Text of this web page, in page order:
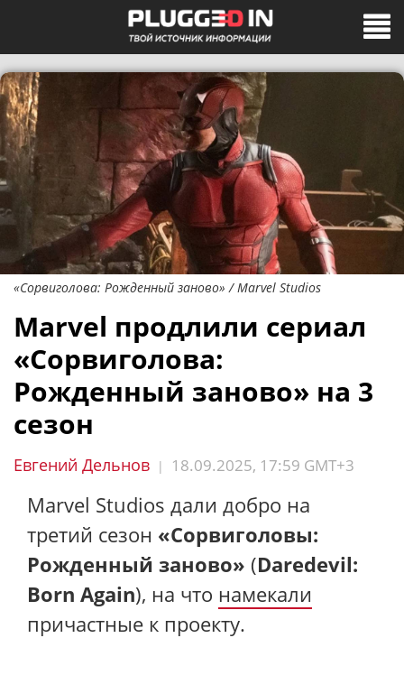
«Сорвиголова: Рожденный заново» / Marvel Studios
Marvel продлили сериал
«Сорвиголова:
Рожденный заново» на 3
сезон
Евгений Дельнов | 18.09.2025, 17:59 GMT+3
Marvel Studios дали добро на
третий сезон «Сорвиголовы:
Рожденный заново» (Daredevil:
Born Again), на что намекали
причастные к проекту.